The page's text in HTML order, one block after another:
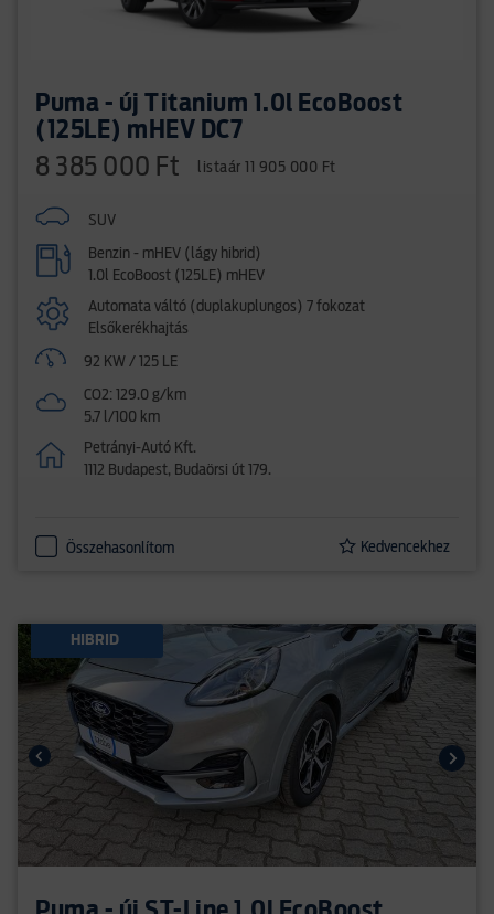
Puma - új Titanium 1.0l EcoBoost
(125LE) mHEV DC7
8 385 000 Ft listaár 11 905 000 Ft
SUV
Benzin - mHEV (lágy hibrid)
1.0l EcoBoost (125LE) mHEV
Automata váltó (duplakuplungos) 7 fokozat
Elsőkerékhajtás
92 KW / 125 LE
CO2: 129.0 g/km
5.7 l/100 km
Petrányi-Autó Kft.
1112 Budapest, Budaörsi út 179.
Összehasonlítom Kedvencekhez
HIBRID